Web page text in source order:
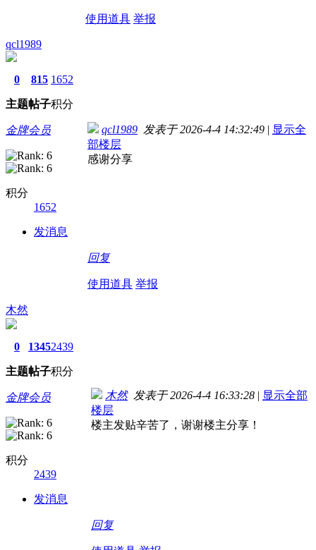
使用道具 举报
qcl1989
0
主题
815
帖子
1652
积分
金牌会员
积分
1652
发消息
qcl1989 发表于 2026-4-4 14:32:49 | 显示全
部楼层
感谢分享
回复
使用道具 举报
木然
0
主题
1345
帖子
2439
积分
金牌会员
积分
2439
发消息
木然发表于 2026-4-4 16:33:28 | 显示全部
楼层
楼主发贴辛苦了，谢谢楼主分享！
回复